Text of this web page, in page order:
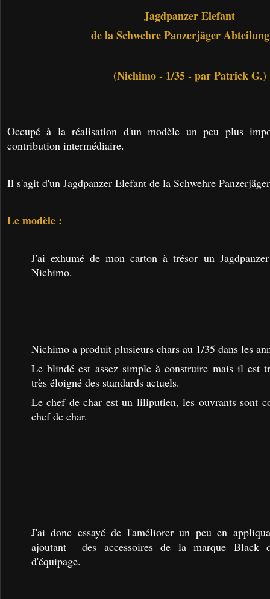
Jagdpanzer Elefant
de la Schwehre Panzerjäger
(Nichimo - 1/35 - par Patrick G.)
Occupé à la réalisation d'un modèle un peu plus
contribution intermédiaire.
Il s'agit d'un Jagdpanzer Elefant de la Schwehre
Le modèle :
J'ai exhumé de mon carton à trésor un
Nichimo.
Nichimo a produit plusieurs chars au 1/35 dans les
Le blindé est assez simple à construire mais il est
très éloigné des standards actuels.
Le chef de char est un liliputien, les ouvrants sont
chef de char.
J'ai donc essayé de l'améliorer un peu en
ajoutant des accessoires de la marque Black
d'équipage.